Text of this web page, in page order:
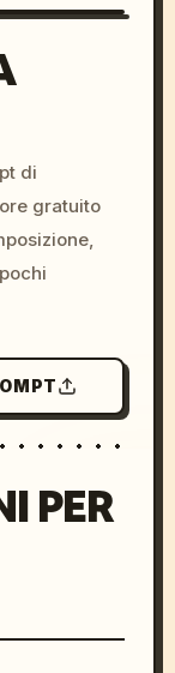
v 6.0
di
gratuito
PER